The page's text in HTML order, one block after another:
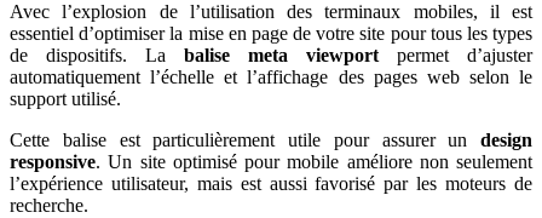
Avec l’explosion de l’utilisation des terminaux mobiles, il est
essentiel d’optimiser la mise en page de votre site pour tous les types
de dispositifs. La balise meta viewport permet d’ajuster
automatiquement l’échelle et l’affichage des pages web selon le
support utilisé.
Cette balise est particulièrement utile pour assurer un design
responsive. Un site optimisé pour mobile améliore non seulement
l’expérience utilisateur, mais est aussi favorisé par les moteurs de
recherche.